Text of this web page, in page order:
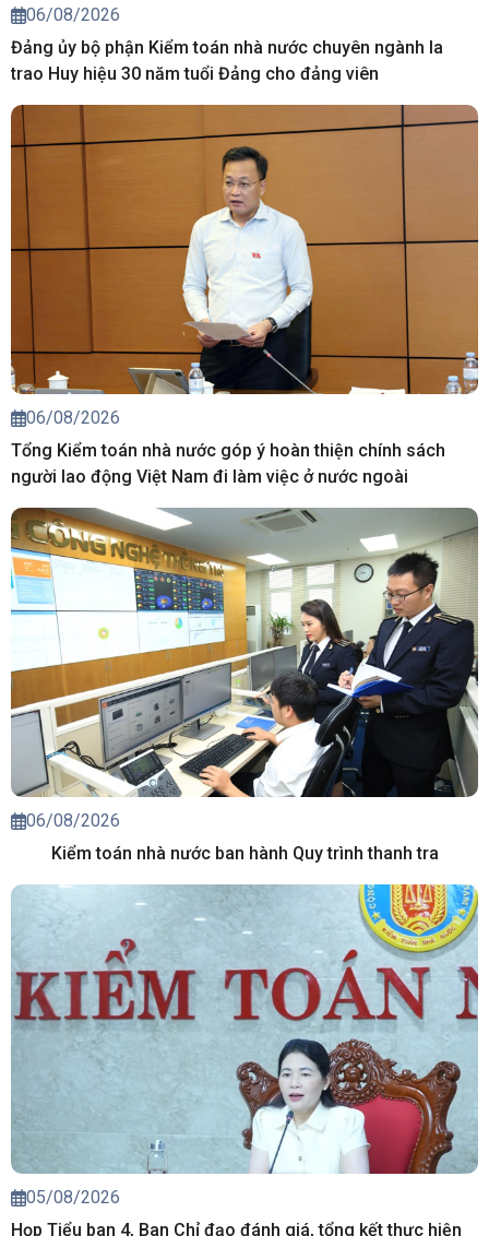
06/08/2026
Đảng ủy bộ phận Kiểm toán nhà nước chuyên ngành Ia
trao Huy hiệu 30 năm tuổi Đảng cho đảng viên
06/08/2026
Tổng Kiểm toán nhà nước góp ý hoàn thiện chính sách
người lao động Việt Nam đi làm việc ở nước ngoài
06/08/2026
Kiểm toán nhà nước ban hành Quy trình thanh tra
05/08/2026
Họp Tiểu ban 4, Ban Chỉ đạo đánh giá, tổng kết thực hiện